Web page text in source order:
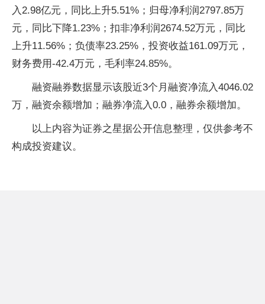
入2.98亿元，同比上升5.51%；归母净利润2797.85万
元，同比下降1.23%；扣非净利润2674.52万元，同比
上升11.56%；负债率23.25%，投资收益161.09万元，
财务费用-42.4万元，毛利率24.85%。
融资融券数据显示该股近3个月融资净流入4046.02
万，融资余额增加；融券净流入0.0，融券余额增加。
以上内容为证券之星据公开信息整理，仅供参考不
构成投资建议。